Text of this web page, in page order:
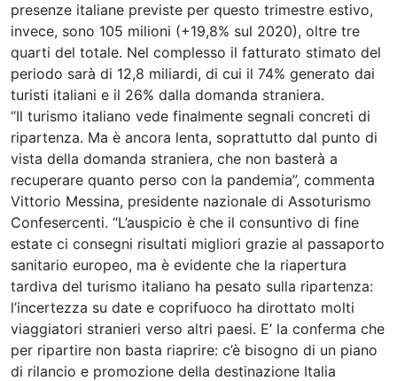
presenze italiane previste per questo trimestre estivo,
invece, sono 105 milioni (+19,8% sul 2020), oltre tre
quarti del totale. Nel complesso il fatturato stimato del
periodo sarà di 12,8 miliardi, di cui il 74% generato dai
turisti italiani e il 26% dalla domanda straniera.
“Il turismo italiano vede finalmente segnali concreti di
ripartenza. Ma è ancora lenta, soprattutto dal punto di
vista della domanda straniera, che non basterà a
recuperare quanto perso con la pandemia”, commenta
Vittorio Messina, presidente nazionale di Assoturismo
Confesercenti. “L’auspicio è che il consuntivo di fine
estate ci consegni risultati migliori grazie al passaporto
sanitario europeo, ma è evidente che la riapertura
tardiva del turismo italiano ha pesato sulla ripartenza:
l’incertezza su date e coprifuoco ha dirottato molti
viaggiatori stranieri verso altri paesi. E’ la conferma che
per ripartire non basta riaprire: c’è bisogno di un piano
di rilancio e promozione della destinazione Italia